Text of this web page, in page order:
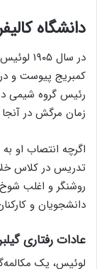
دانشگاه
در سال
رئیس گروه شیمی در
زمان مرگش در آنجا
اگرچه انتصاب او
تدریس در کلاس
روشنگر و اغلب
دانشجویان و
عادات رفتاری
لوئیس، یک